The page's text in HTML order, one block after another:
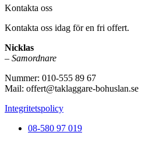
Kontakta oss
Kontakta oss idag för en fri offert.
Nicklas
– Samordnare
Nummer: 010-555 89 67
Mail: offert@taklaggare-bohuslan.se
Integritetspolicy
08-580 97 019